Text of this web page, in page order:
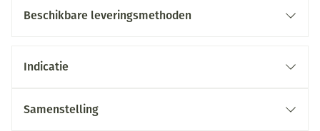
Beschikbare leveringsmethoden
Indicatie
Samenstelling